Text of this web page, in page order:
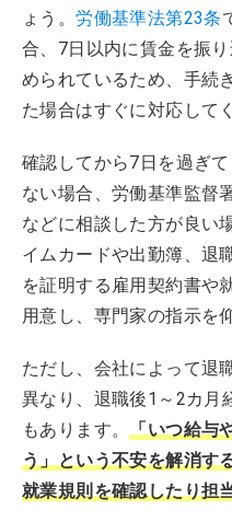
ょう。労働基準法第23条
合、7日以内に賃金を振
められているため、手続
た場合はすぐに対応して
確認してから7日を過ぎ
ない場合、労働基準監督
などに相談した方が良い
イムカードや出勤簿、退
を証明する雇用契約書や
用意し、専門家の指示を
ただし、会社によって退
異なり、退職後1～2カ月
もあります。「いつ給与
う」という不安を解消す
就業規則を確認したり担